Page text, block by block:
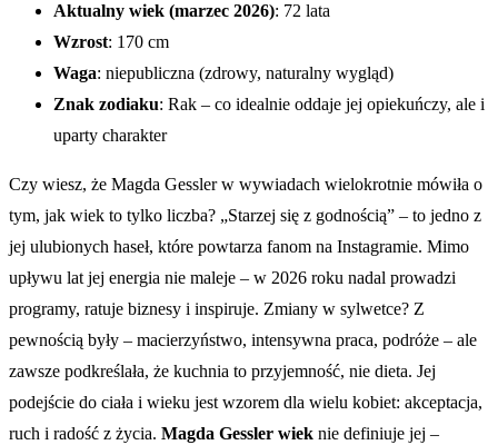
Aktualny wiek (marzec 2026): 72 lata
Wzrost: 170 cm
Waga: niepubliczna (zdrowy, naturalny wygląd)
Znak zodiaku: Rak – co idealnie oddaje jej opiekuńczy, ale i
uparty charakter
Czy wiesz, że Magda Gessler w wywiadach wielokrotnie mówiła o
tym, jak wiek to tylko liczba? „Starzej się z godnością” – to jedno z
jej ulubionych haseł, które powtarza fanom na Instagramie. Mimo
upływu lat jej energia nie maleje – w 2026 roku nadal prowadzi
programy, ratuje biznesy i inspiruje. Zmiany w sylwetce? Z
pewnością były – macierzyństwo, intensywna praca, podróże – ale
zawsze podkreślała, że kuchnia to przyjemność, nie dieta. Jej
podejście do ciała i wieku jest wzorem dla wielu kobiet: akceptacja,
ruch i radość z życia. Magda Gessler wiek nie definiuje jej –